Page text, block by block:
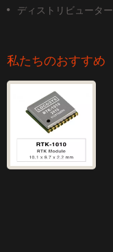
ディストリビューター
私たちのおすすめ